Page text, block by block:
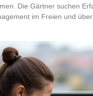
Die Gärtner suchen
im Freien und